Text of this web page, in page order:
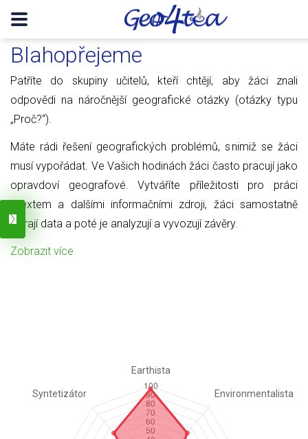
Blahopřejeme
Patříte do skupiny učitelů, kteří chtějí, aby žáci znali
odpovědi na náročnější geografické otázky (otázky typu
„Proč?“).
Máte rádi řešení geografických problémů, s nimiž se žáci
musí vypořádat. Ve Vašich hodinách žáci často pracují jako
opravdoví geografové. Vytváříte příležitosti pro práci
s textem a dalšími informačními zdroji, žáci samostatně
sbírají data a poté je analyzují a vyvozují závěry.
Zobrazit více